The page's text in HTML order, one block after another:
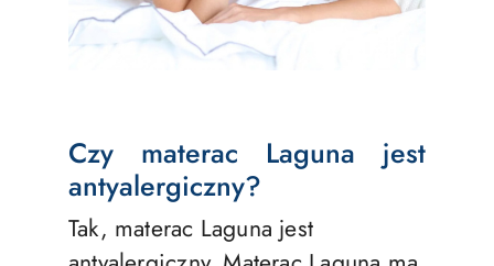
Czy materac Laguna jest
antyalergiczny?
Tak, materac Laguna jest